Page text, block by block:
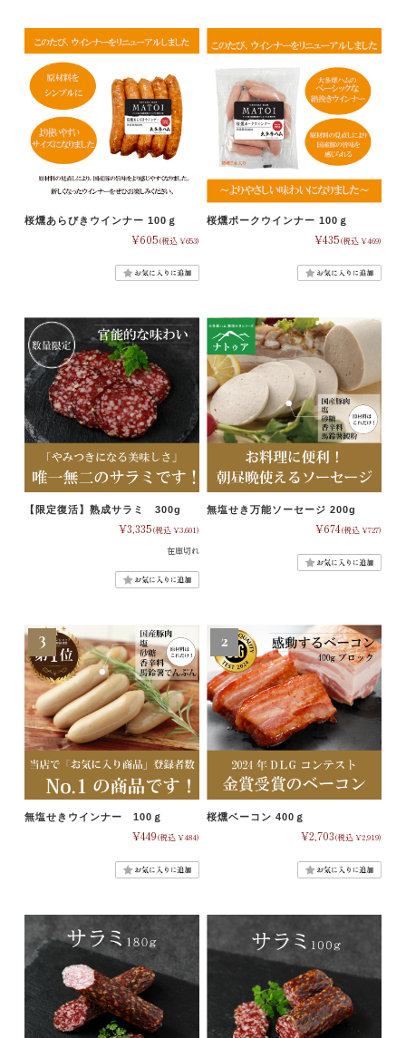
桜燻あらびきウインナー 100ｇ
¥605(税込 ¥653)
桜燻ポークウインナー 100ｇ
¥435(税込 ¥469)
【限定復活】熟成サラミ 300g
¥3,335(税込 ¥3,601)
在庫切れ
無塩せき万能ソーセージ 200g
¥674(税込 ¥727)
無塩せきウインナー 100ｇ
¥449(税込 ¥484)
桜燻ベーコン 400ｇ
¥2,703(税込 ¥2,919)